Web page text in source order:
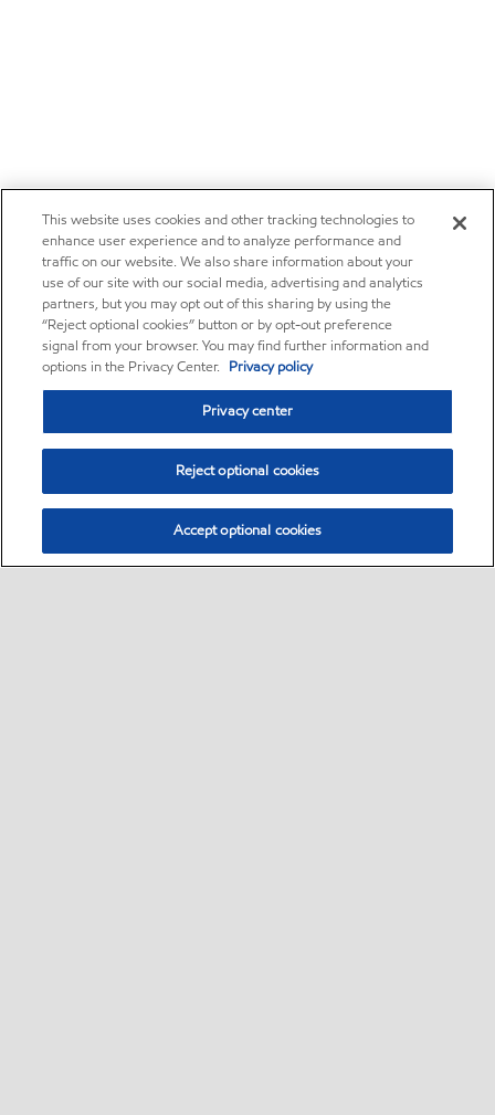
This website uses cookies and other tracking technologies to
enhance user experience and to analyze performance and
traffic on our website. We also share information about your
use of our site with our social media, advertising and analytics
partners, but you may opt out of this sharing by using the
“Reject optional cookies” button or by opt-out preference
signal from your browser. You may find further information and
options in the Privacy Center. Privacy policy
Privacy center
Reject optional cookies
Accept optional cookies